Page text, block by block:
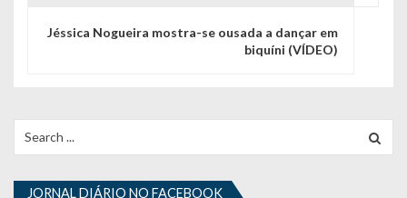
o
d
Jéssica Nogueira mostra-se ousada a dançar em
biquíni (VÍDEO)
for:
JORNAL DIÁRIO NO FACEBOOK